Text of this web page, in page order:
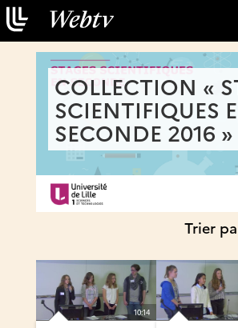
COLLECTION «
SCIENTIFIQUES
SECONDE 2016 »
Trier
10:14